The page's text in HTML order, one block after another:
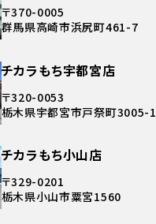
〒370-0005
群馬県高崎市浜尻町461-7
チカラもち宇都宮店
〒320-0053
栃木県宇都宮市戸祭町3005-1
チカラもち小山店
〒329-0201
栃木県小山市粟宮1560